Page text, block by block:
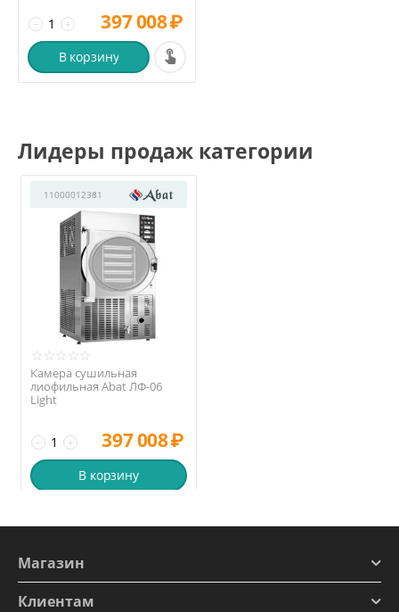
+
− 397 008₽
В корзину
Лидеры продаж категории
11000012381
Камера сушильная
лиофильная Abat ЛФ-06
Light
+
− 397 008₽
В корзину
Магазин
Клиентам